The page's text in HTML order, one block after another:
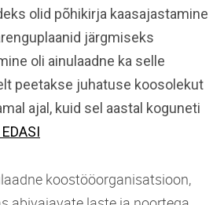
olid põhikirja kaasajastamine
järgmiseks
oli ainulaadne ka selle
peetakse juhatuse koosolekut
ajal, kuid sel aastal koguneti
EDASI
koostööorganisatsioon,